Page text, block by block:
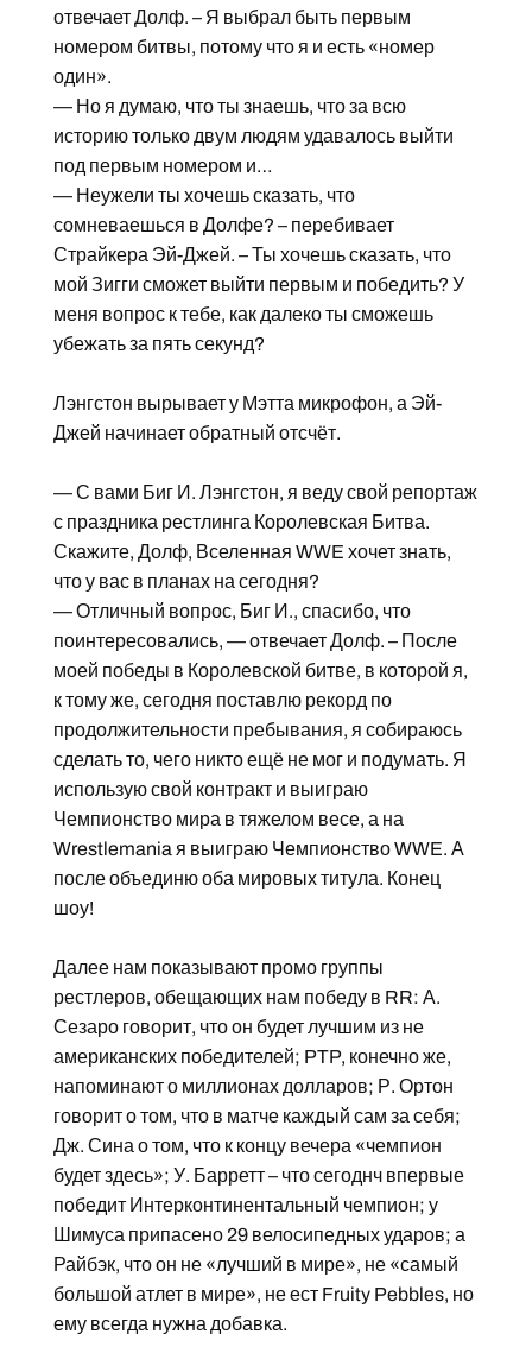
отвечает Долф. – Я выбрал быть первым
номером битвы, потому что я и есть «номер
один».
— Но я думаю, что ты знаешь, что за всю
историю только двум людям удавалось выйти
под первым номером и…
— Неужели ты хочешь сказать, что
сомневаешься в Долфе? – перебивает
Страйкера Эй-Джей. – Ты хочешь сказать, что
мой Зигги сможет выйти первым и победить? У
меня вопрос к тебе, как далеко ты сможешь
убежать за пять секунд?
Лэнгстон вырывает у Мэтта микрофон, а Эй-
Джей начинает обратный отсчёт.
— С вами Биг И. Лэнгстон, я веду свой репортаж
с праздника рестлинга Королевская Битва.
Скажите, Долф, Вселенная WWE хочет знать,
что у вас в планах на сегодня?
— Отличный вопрос, Биг И., спасибо, что
поинтересовались, — отвечает Долф. – После
моей победы в Королевской битве, в которой я,
к тому же, сегодня поставлю рекорд по
продолжительности пребывания, я собираюсь
сделать то, чего никто ещё не мог и подумать. Я
использую свой контракт и выиграю
Чемпионство мира в тяжелом весе, а на
Wrestlemania я выиграю Чемпионство WWE. А
после объединю оба мировых титула. Конец
шоу!
Далее нам показывают промо группы
рестлеров, обещающих нам победу в RR: А.
Сезаро говорит, что он будет лучшим из не
американских победителей; PTP, конечно же,
напоминают о миллионах долларов; Р. Ортон
говорит о том, что в матче каждый сам за себя;
Дж. Сина о том, что к концу вечера «чемпион
будет здесь»; У. Барретт – что сегоднч впервые
победит Интерконтинентальный чемпион; у
Шимуса припасено 29 велосипедных ударов; а
Райбэк, что он не «лучший в мире», не «самый
большой атлет в мире», не ест Fruity Pebbles, но
ему всегда нужна добавка.